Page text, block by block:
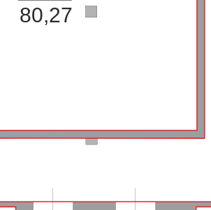
80,27